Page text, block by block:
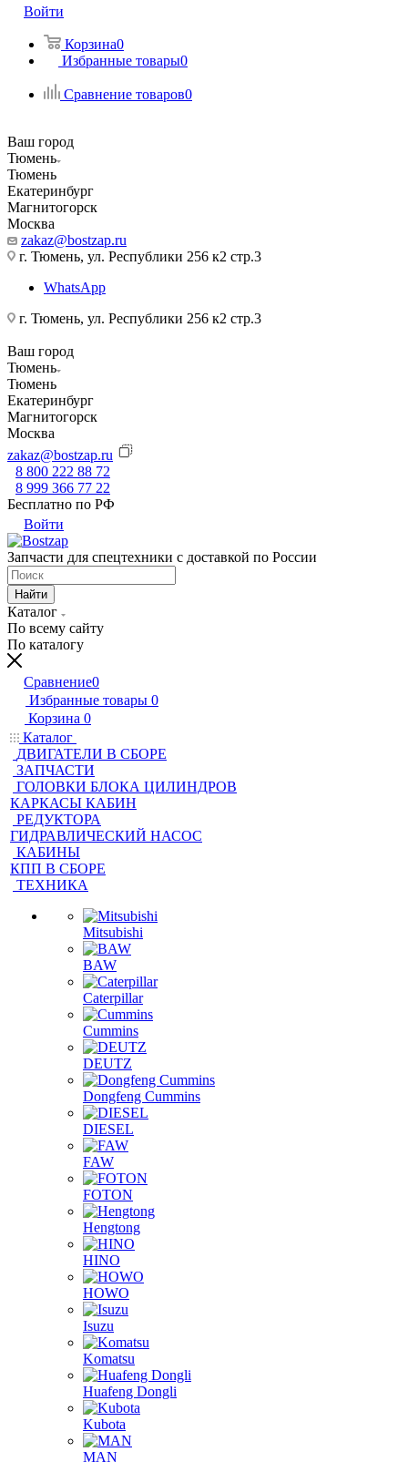
Войти
Корзина0
Избранные товары0
Сравнение товаров0
Ваш город
Тюмень
Тюмень
Екатеринбург
Магнитогорск
Москва
zakaz@bostzap.ru
г. Тюмень, ул. Республики 256 к2 стр.3
WhatsApp
г. Тюмень, ул. Республики 256 к2 стр.3
Ваш город
Тюмень
Тюмень
Екатеринбург
Магнитогорск
Москва
zakaz@bostzap.ru
8 800 222 88 72
8 999 366 77 22
Бесплатно по РФ
Войти
Запчасти для спецтехники с доставкой по России
Найти
Каталог
По всему сайту
По каталогу
Сравнение0
Избранные товары 0
Корзина 0
Каталог
ДВИГАТЕЛИ В СБОРЕ
ЗАПЧАСТИ
ГОЛОВКИ БЛОКА ЦИЛИНДРОВ
КАРКАСЫ КАБИН
РЕДУКТОРА
ГИДРАВЛИЧЕСКИЙ НАСОС
КАБИНЫ
КПП В СБОРЕ
ТЕХНИКА
Mitsubishi
BAW
Caterpillar
Cummins
DEUTZ
Dongfeng Cummins
DIESEL
FAW
FOTON
Hengtong
HINO
HOWO
Isuzu
Komatsu
Huafeng Dongli
Kubota
MAN